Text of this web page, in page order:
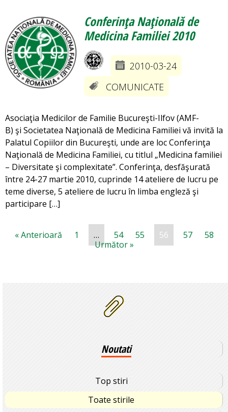
Conferinţa Naţională de
Medicina Familiei 2010
2010-03-24
COMUNICATE
Asociaţia Medicilor de Familie Bucureşti-Ilfov (AMF-
B) şi Societatea Naţională de Medicina Familiei vă invită la
Palatul Copiilor din Bucureşti, unde are loc Conferinţa
Naţională de Medicina Familiei, cu titlul „Medicina familiei
– Diversitate şi complexitate”. Conferinţa, desfăşurată
între 24-27 martie 2010, cuprinde 14 ateliere de lucru pe
teme diverse, 5 ateliere de lucru în limba engleză şi
participare […]
« Anterioară 1 … 54 55 56 57
58
Următor »
Noutati
Top stiri
Toate stirile